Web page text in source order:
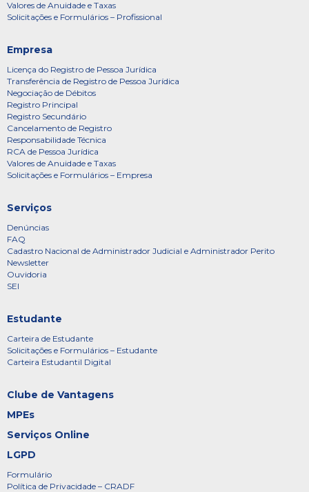
Valores de Anuidade e Taxas
Solicitações e Formulários – Profissional
Empresa
Licença do Registro de Pessoa Jurídica
Transferência de Registro de Pessoa Jurídica
Negociação de Débitos
Registro Principal
Registro Secundário
Cancelamento de Registro
Responsabilidade Técnica
RCA de Pessoa Jurídica
Valores de Anuidade e Taxas
Solicitações e Formulários – Empresa
Serviços
Denúncias
FAQ
Cadastro Nacional de Administrador Judicial e Administrador Perito
Newsletter
Ouvidoria
SEI
Estudante
Carteira de Estudante
Solicitações e Formulários – Estudante
Carteira Estudantil Digital
Clube de Vantagens
MPEs
Serviços Online
LGPD
Formulário
Política de Privacidade – CRADF